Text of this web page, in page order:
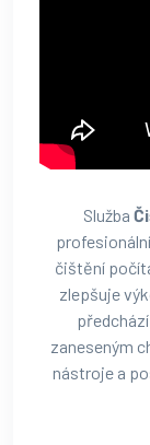
Služba
čištění
zlepšuje
zaneseným
nástroje a